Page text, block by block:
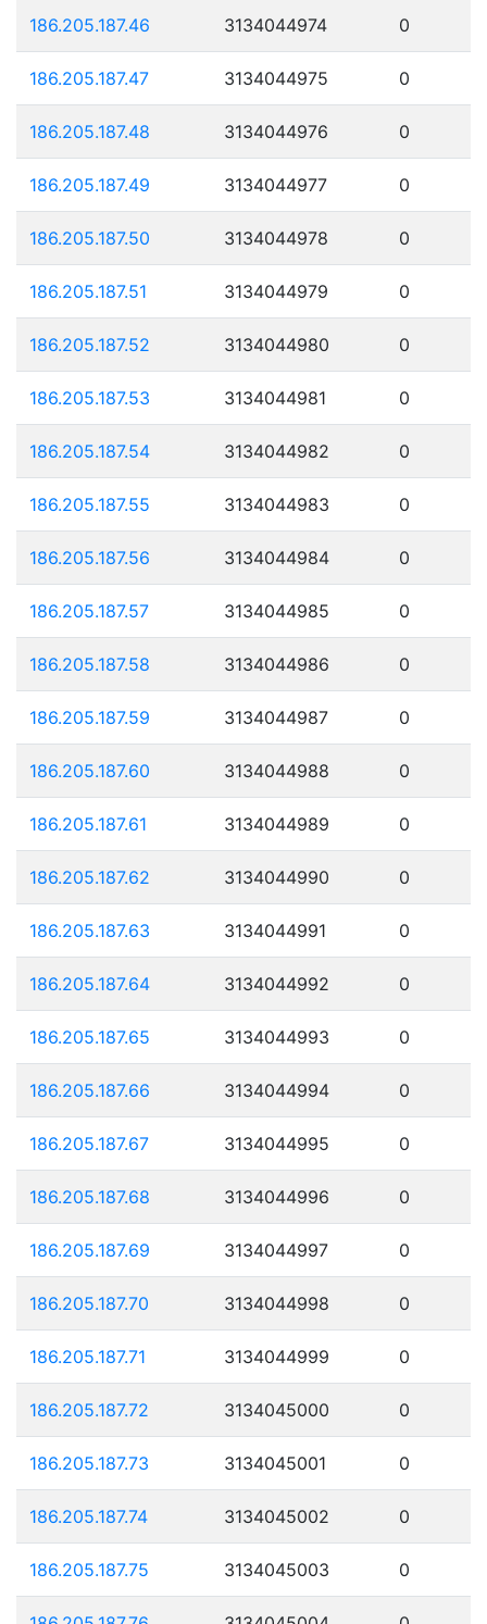
186.205.187.46 3134044974 0
186.205.187.47 3134044975 0
186.205.187.48 3134044976 0
186.205.187.49 3134044977 0
186.205.187.50 3134044978 0
186.205.187.51 3134044979 0
186.205.187.52 3134044980 0
186.205.187.53 3134044981 0
186.205.187.54 3134044982 0
186.205.187.55 3134044983 0
186.205.187.56 3134044984 0
186.205.187.57 3134044985 0
186.205.187.58 3134044986 0
186.205.187.59 3134044987 0
186.205.187.60 3134044988 0
186.205.187.61 3134044989 0
186.205.187.62 3134044990 0
186.205.187.63 3134044991 0
186.205.187.64 3134044992 0
186.205.187.65 3134044993 0
186.205.187.66 3134044994 0
186.205.187.67 3134044995 0
186.205.187.68 3134044996 0
186.205.187.69 3134044997 0
186.205.187.70 3134044998 0
186.205.187.71 3134044999 0
186.205.187.72 3134045000 0
186.205.187.73 3134045001 0
186.205.187.74 3134045002 0
186.205.187.75 3134045003 0